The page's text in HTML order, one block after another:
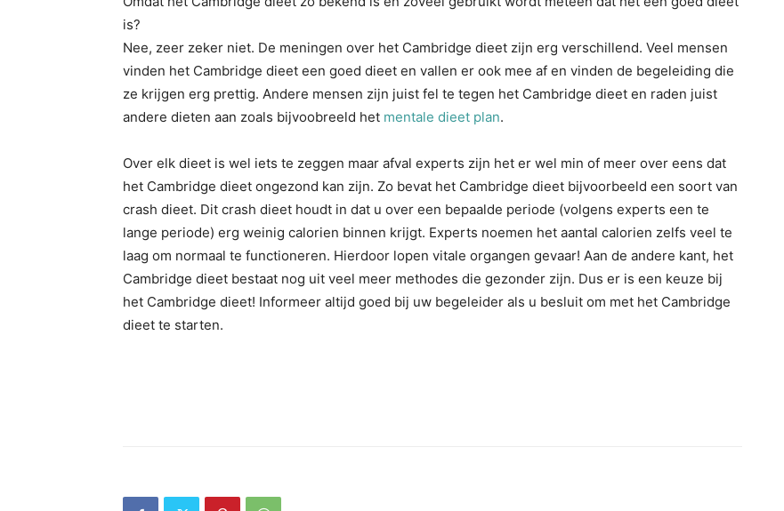
is?
Nee, zeer zeker niet. De meningen over het Cambridge dieet zijn erg verschillend. Veel mensen
vinden het Cambridge dieet een goed dieet en vallen er ook mee af en vinden de begeleiding die
ze krijgen erg prettig. Andere mensen zijn juist fel te tegen het Cambridge dieet en raden juist
andere dieten aan zoals bijvoobreeld het mentale dieet plan.
Over elk dieet is wel iets te zeggen maar afval experts zijn het er wel min of meer over eens dat
het Cambridge dieet ongezond kan zijn. Zo bevat het Cambridge dieet bijvoorbeeld een soort van
crash dieet. Dit crash dieet houdt in dat u over een bepaalde periode (volgens experts een te
lange periode) erg weinig calorien binnen krijgt. Experts noemen het aantal calorien zelfs veel te
laag om normaal te functioneren. Hierdoor lopen vitale organgen gevaar! Aan de andere kant, het
Cambridge dieet bestaat nog uit veel meer methodes die gezonder zijn. Dus er is een keuze bij
het Cambridge dieet! Informeer altijd goed bij uw begeleider als u besluit om met het Cambridge
dieet te starten.